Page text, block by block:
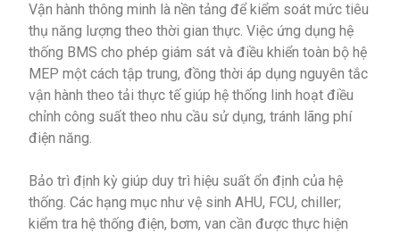
Vận hành thông minh là nền tảng để kiểm soát mức tiêu
thụ năng lượng theo thời gian thực. Việc ứng dụng hệ
thống BMS cho phép giám sát và điều khiển toàn bộ hệ
MEP một cách tập trung, đồng thời áp dụng nguyên tắc
vận hành theo tải thực tế giúp hệ thống linh hoạt điều
chỉnh công suất theo nhu cầu sử dụng, tránh lãng phí
điện năng.
Bảo trì định kỳ giúp duy trì hiệu suất ổn định của hệ
thống. Các hạng mục như vệ sinh AHU, FCU, chiller;
kiểm tra hệ thống điện, bơm, van cần được thực hiện